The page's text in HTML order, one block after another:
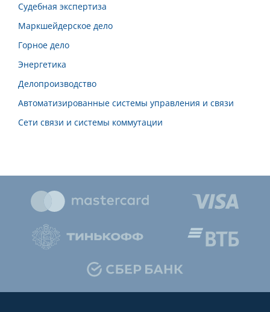
Судебная экспертиза
Маркшейдерское дело
Горное дело
Энергетика
Делопроизводство
Автоматизированные системы управления и связи
Сети связи и системы коммутации